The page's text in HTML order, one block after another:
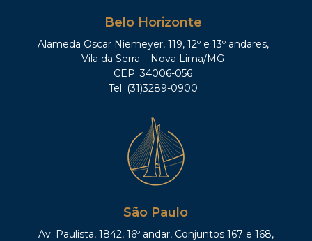
Belo Horizonte
Alameda Oscar Niemeyer, 119, 12º e 13º andares,
Vila da Serra – Nova Lima/MG
CEP: 34006-056
Tel: (31)3289-0900
São Paulo
Av. Paulista, 1842, 16º andar, Conjuntos 167 e 168,